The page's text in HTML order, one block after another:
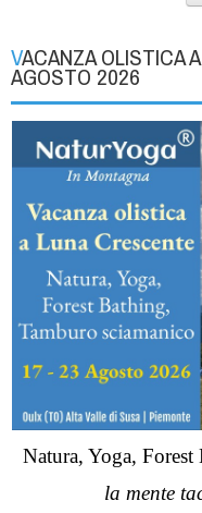
VACANZA OLISTICA A "LUNA CRESCENTE" | 17-23
AGOSTO 2026
Natura, Yoga,
la mente